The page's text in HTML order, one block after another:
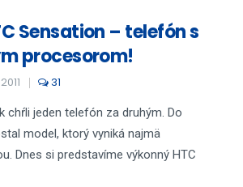
Sensation – telefón s
procesorom!
31
chŕli jeden telefón za druhým. Do
model, ktorý vyniká najmä
Dnes si predstavíme výkonný HTC